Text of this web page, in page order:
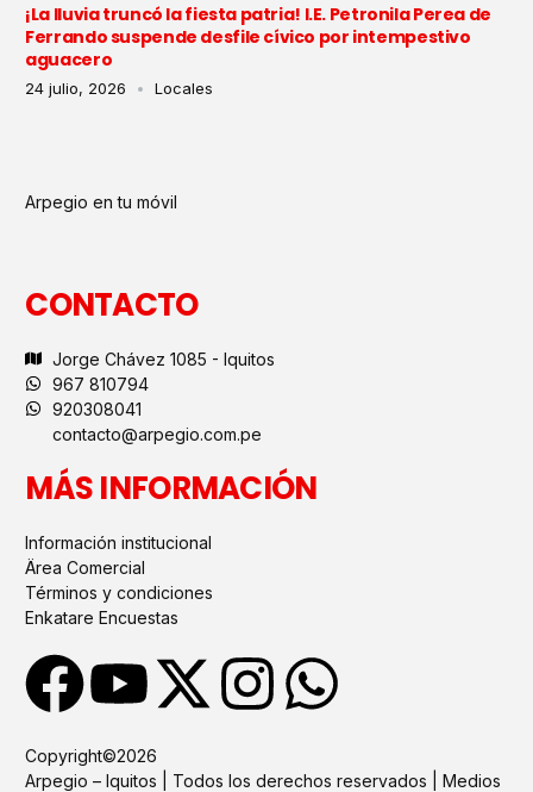
¡La lluvia truncó la fiesta patria! I.E. Petronila Perea de
Ferrando suspende desfile cívico por intempestivo
aguacero
24 julio, 2026 Locales
Arpegio en tu móvil
CONTACTO
Jorge Chávez 1085 - Iquitos
967 810794
920308041
contacto@arpegio.com.pe
MÁS INFORMACIÓN
Información institucional
Ärea Comercial
Términos y condiciones
Enkatare Encuestas
Copyright©2026
Arpegio – Iquitos | Todos los derechos reservados | Medios